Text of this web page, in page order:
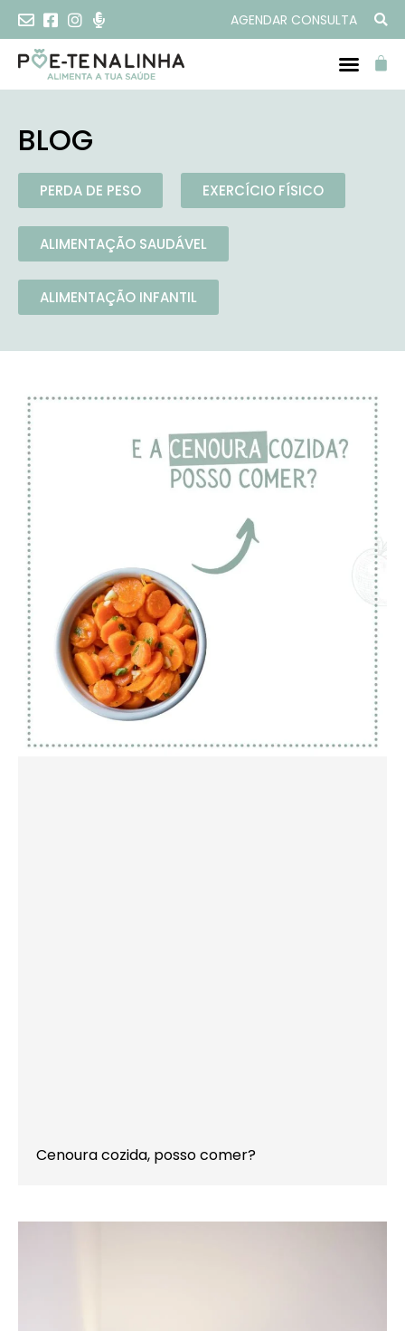
AGENDAR CONSULTA
BLOG
PERDA DE PESO EXERCÍCIO FÍSICO
ALIMENTAÇÃO SAUDÁVEL
ALIMENTAÇÃO INFANTIL
Cenoura cozida, posso comer?